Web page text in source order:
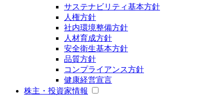
サステナビリティ基本方針
人権方針
社内環境整備方針
人材育成方針
安全衛生基本方針
品質方針
コンプライアンス方針
健康経営宣言
株主・投資家情報